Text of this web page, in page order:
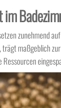
zunehmend
maßgeblich
Ressourcen